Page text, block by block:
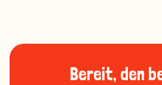
Bereit, den